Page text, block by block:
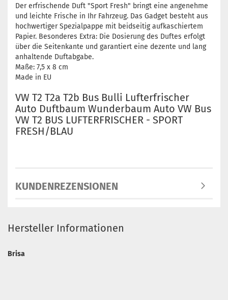
Der erfrischende Duft "Sport Fresh" bringt eine angenehme
und leichte Frische in Ihr Fahrzeug. Das Gadget besteht aus
hochwertiger Spezialpappe mit beidseitig aufkaschiertem
Papier. Besonderes Extra: Die Dosierung des Duftes erfolgt
über die Seitenkante und garantiert eine dezente und lang
anhaltende Duftabgabe.
Maße: 7,5 x 8 cm
Made in EU
VW T2 T2a T2b Bus Bulli Lufterfrischer
Auto Duftbaum Wunderbaum Auto VW Bus
VW T2 BUS LUFTERFRISCHER - SPORT
FRESH/BLAU
KUNDENREZENSIONEN
Hersteller Informationen
Brisa